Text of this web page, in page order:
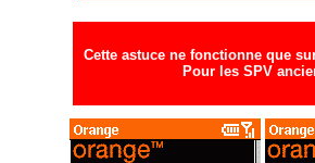
Cette astuce ne fonctionne que
Pour les SPV